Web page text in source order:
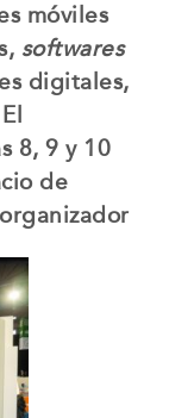
móviles
softwares
digitales,
8, 9 y 10
de